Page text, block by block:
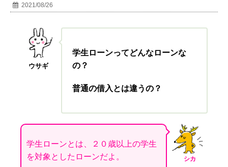
2021/08/26
ウサギ
学生ローンってどんなローンな
の？
普通の借入とは違うの？
シカ
学生ローンとは、２０歳以上の学生
を対象としたローンだよ。